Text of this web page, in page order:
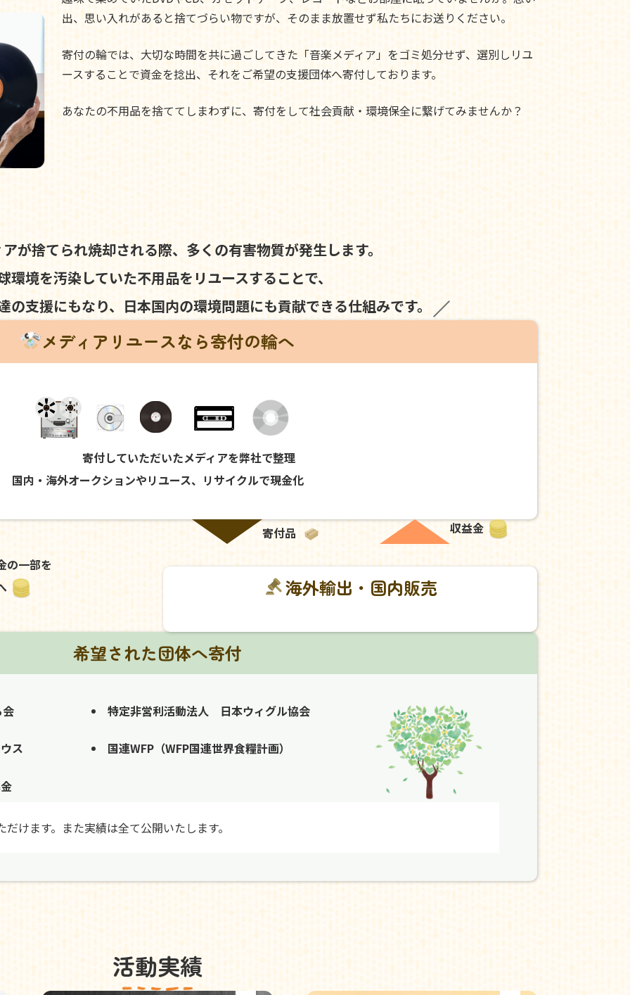
出、思い入れがあると捨てづらい物ですが、そのまま放置せず私たちにお送りください。
寄付の輪では、大切な時間を共に過ごしてきた「音楽メディア」をゴミ処分せず、選別しリユ
ースすることで資金を捻出、それをご希望の支援団体へ寄付しております。
あなたの不用品を捨ててしまわずに、寄付をして社会貢献・環境保全に繋げてみませんか？
が捨てられ焼却される際、 多くの有害物質が発生します。
環境を汚染していた不用品を リユースすることで、
支援にもなり、 日本国内の環境問題にも貢献できる仕組みです。
メディアリユースなら寄付の輪へ
寄付していただいたメディアを弊社で整理
国内・海外オークションやリユース、リサイクルで現金化
の一部を
寄付品 収益金
海外輸出・国内販売
希望された団体へ寄付
特定非営利活動法人 日本ウィグル協会
ス 国連WFP（WFP国連世界食糧計画）
けます。また実績は全て公開いたします。
活動実績